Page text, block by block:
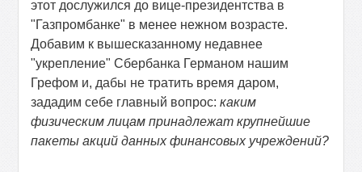
этот дослужился до вице-президентства в
"Газпромбанке" в менее нежном возрасте.
Добавим к вышесказанному недавнее
"укрепление" Сбербанка Германом нашим
Грефом и, дабы не тратить время даром,
зададим себе главный вопрос:каким
физическим лицам принадлежат крупнейшие
пакеты акций данных финансовых учреждений?